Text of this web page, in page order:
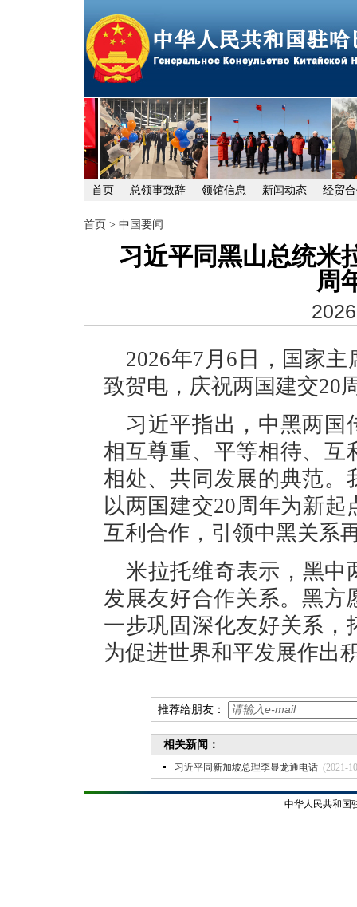
首页 总领事致辞 领馆信息 新闻动态 经贸
首页 > 中国要闻
习近平同黑山总统米
周
2026年7月6日，国家
致贺电，庆祝两国建交20
习近平指出，中黑两国
相互尊重、平等相待、互
相处、共同发展的典范。
以两国建交20周年为新
互利合作，引领中黑关系
米拉托维奇表示，黑中
发展友好合作关系。黑方
一步巩固深化友好关系，
为促进世界和平发展作出
推荐给朋友：
相关新闻：
习近平同新加坡总理李显龙通电话 (2021-
中华人民共和国